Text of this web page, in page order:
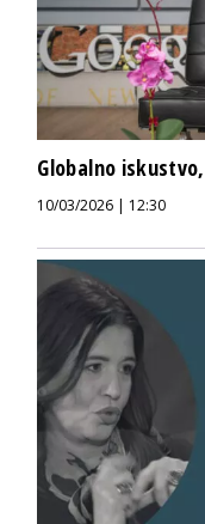
Globalno
10/03/2026 | 12:30